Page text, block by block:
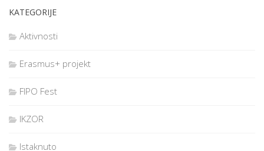
KATEGORIJE
Aktivnosti
Erasmus+ projekt
FIPO Fest
IKZOR
Istaknuto